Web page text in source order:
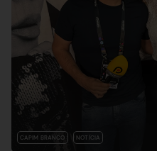
CAPIM BRANCO NOTÍCIA